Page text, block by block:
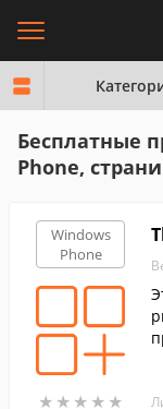
Бесплатные
Phone,
Windows
Phone
★ ★ ★ ★ ★
★ ★ ★ ★ ★